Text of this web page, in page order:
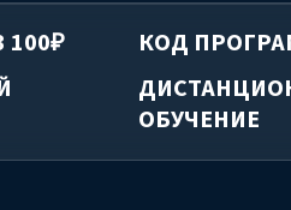
100₽
КОД
ОБУЧЕНИЕ